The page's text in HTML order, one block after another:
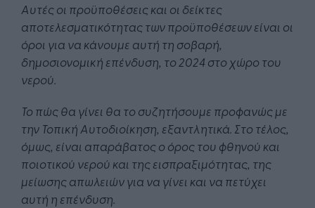
Αυτές οι προϋποθέσεις και οι δείκτες
αποτελεσματικότητας των προϋποθέσεων είναι οι
όροι για να κάνουμε αυτή τη σοβαρή,
δημοσιονομική επένδυση, το 2024 στο χώρο του
νερού.
Το πώς θα γίνει θα το συζητήσουμε προφανώς με
την Τοπική Αυτοδιοίκηση, εξαντλητικά. Στο τέλος,
όμως, είναι απαράβατος ο όρος του φθηνού και
ποιοτικού νερού και της εισπραξιμότητας, της
μείωσης απωλειών για να γίνει και να πετύχει
αυτή η επένδυση.